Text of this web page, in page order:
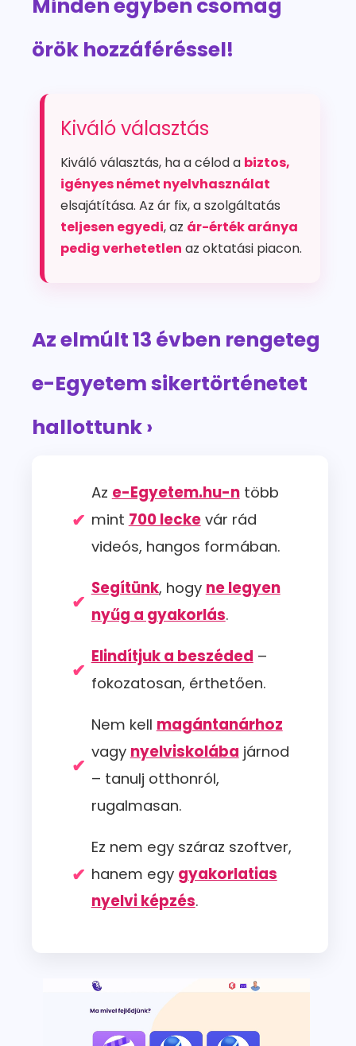
Minden egyben csomag
örök hozzáféréssel!
Kiváló választás
Kiváló választás, ha a célod a biztos,
igényes német nyelvhasználat
elsajátítása. Az ár fix, a szolgáltatás
teljesen egyedi, az ár-érték aránya
pedig verhetetlen az oktatási piacon.
Az elmúlt 13 évben rengeteg
e-Egyetem sikertörténetet
hallottunk ›
Az e-Egyetem.hu-ntöbb
mint 700 leckevár rád
videós, hangos formában.
Segítünk, hogy ne legyen
nyűg a gyakorlás.
Elindítjuk a beszéded –
fokozatosan, érthetően.
Nem kell magántanárhoz
vagy nyelviskolába járnod
– tanulj otthonról,
rugalmasan.
Ez nem egy száraz szoftver,
hanem egy gyakorlatias
nyelvi képzés.